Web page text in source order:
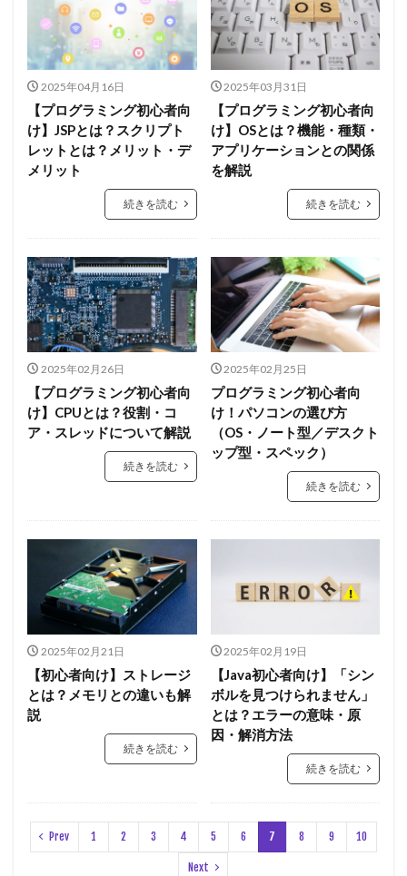
2025年04月16日
【プログラミング初心者向
け】JSPとは？スクリプト
レットとは？メリット・デ
メリット
続きを読む
2025年03月31日
【プログラミング初心者向
け】OSとは？機能・種類・
アプリケーションとの関係
を解説
続きを読む
2025年02月26日
【プログラミング初心者向
け】CPUとは？役割・コ
ア・スレッドについて解説
続きを読む
2025年02月25日
プログラミング初心者向
け！パソコンの選び方
（OS・ノート型／デスクト
ップ型・スペック）
続きを読む
2025年02月21日
【初心者向け】ストレージ
とは？メモリとの違いも解
説
続きを読む
2025年02月19日
【Java初心者向け】「シン
ボルを見つけられません」
とは？エラーの意味・原
因・解消方法
続きを読む
Prev 1 2 3 4 5 6 7 8 9 10
Next